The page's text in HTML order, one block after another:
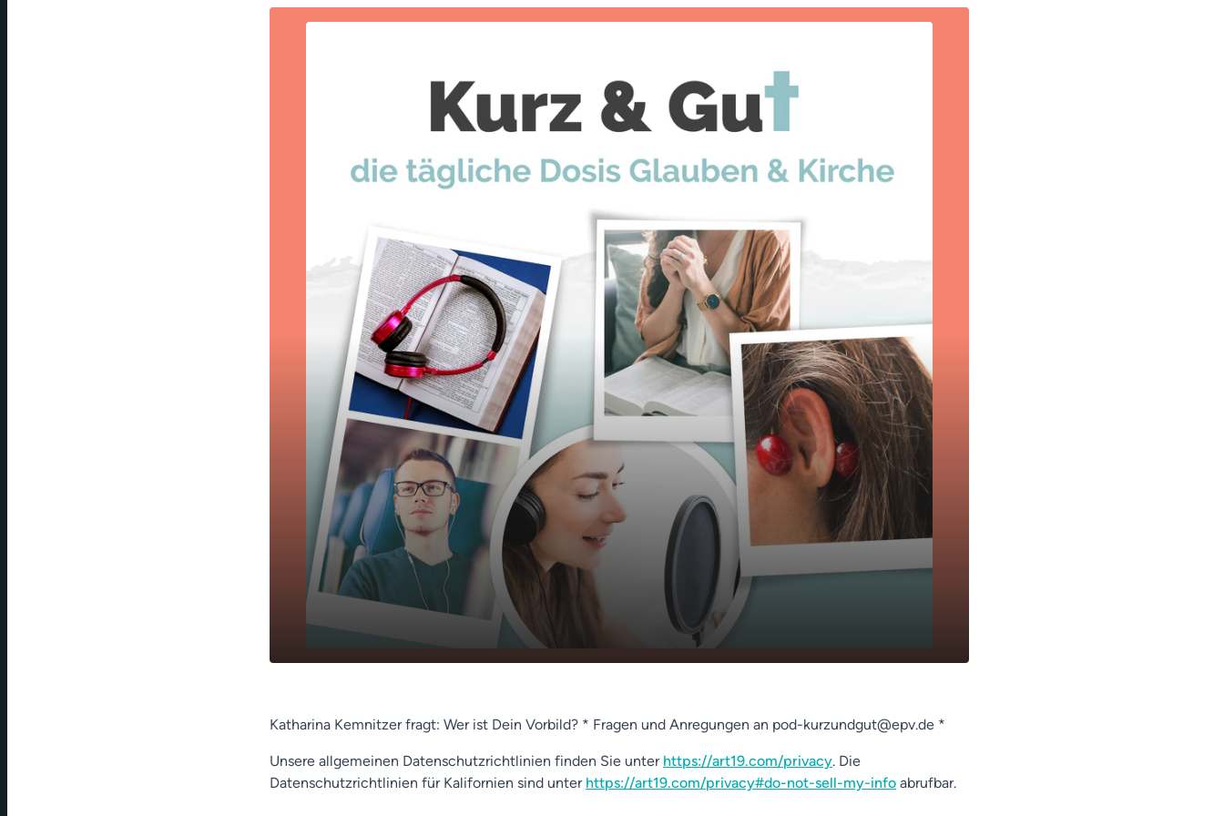
Katharina Kemnitzer fragt: Wer ist Dein Vorbild? * Fragen und Anregungen an pod-kurzundgut@epv.de *
Unsere allgemeinen Datenschutzrichtlinien finden Sie unter https://art19.com/privacy. Die
Datenschutzrichtlinien für Kalifornien sind unter https://art19.com/privacy#do-not-sell-my-info abrufbar.